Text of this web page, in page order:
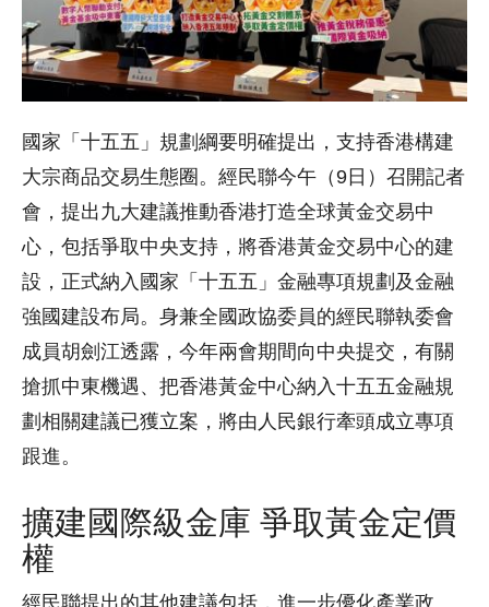
國家「十五五」規劃綱要明確提出，支持香港構建
大宗商品交易生態圈。經民聯今午（9日）召開記者
會，提出九大建議推動香港打造全球黃金交易中
心，包括爭取中央支持，將香港黃金交易中心的建
設，正式納入國家「十五五」金融專項規劃及金融
強國建設布局。身兼全國政協委員的經民聯執委會
成員胡劍江透露，今年兩會期間向中央提交，有關
搶抓中東機遇、把香港黃金中心納入十五五金融規
劃相關建議已獲立案，將由人民銀行牽頭成立專項
跟進。
擴建國際級金庫 爭取黃金定價
權